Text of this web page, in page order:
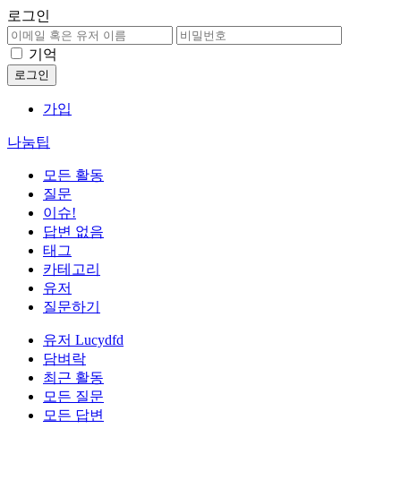
로그인
기억
가입
나눔팁
모든 활동
질문
이슈!
답변 없음
태그
카테고리
유저
질문하기
유저 Lucydfd
담벼락
최근 활동
모든 질문
모든 답변